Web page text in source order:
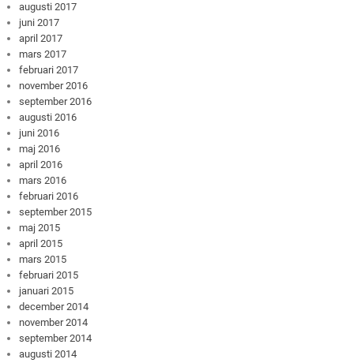
augusti 2017
juni 2017
april 2017
mars 2017
februari 2017
november 2016
september 2016
augusti 2016
juni 2016
maj 2016
april 2016
mars 2016
februari 2016
september 2015
maj 2015
april 2015
mars 2015
februari 2015
januari 2015
december 2014
november 2014
september 2014
augusti 2014